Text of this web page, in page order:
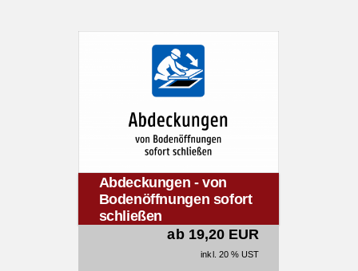
Abdeckungen - von
Bodenöffnungen sofort
schließen
ab 19,20 EUR
inkl. 20 % UST